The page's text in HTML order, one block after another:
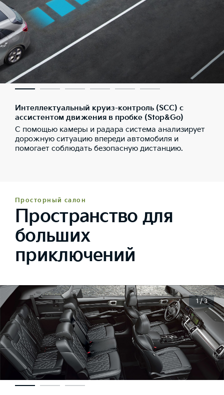
Интеллектуальный круиз-контроль (SCC) с
ассистентом движения в пробке (Stop&Go)
С помощью камеры и радара система анализирует
дорожную ситуацию впереди автомобиля и
помогает соблюдать безопасную дистанцию.
Просторный салон
Пространство для
больших
приключений
1 / 3